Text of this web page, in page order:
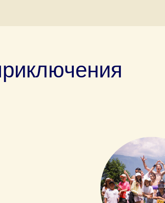
Tilda Publishing